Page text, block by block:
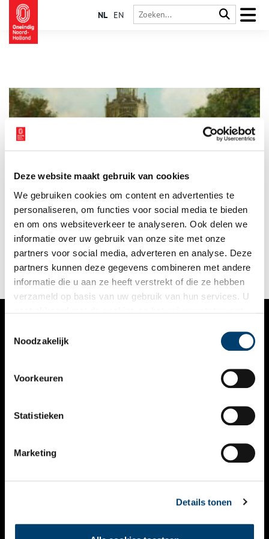
Deze website maakt gebruik van cookies
We gebruiken cookies om content en advertenties te
personaliseren, om functies voor social media te bieden
en om ons websiteverkeer te analyseren. Ook delen we
informatie over uw gebruik van onze site met onze
partners voor social media, adverteren en analyse. Deze
partners kunnen deze gegevens combineren met andere
informatie die u aan ze heeft verstrekt of die ze hebben
verzameld op basis van uw gebruik van hun services. U
Noodzakelijk
Voorkeuren
Statistieken
Marketing
Details tonen
NL EN
Het is ‘een enorme suikertaart van ijzer en glas’, maar ook een
‘ondeugdelijk tochtgat.’ En toch is het in 1864 geopende
Paleis voor Volksvlijt 65 jaar lang een zeer geliefde plek van
vermaak aan het Amsterdamse Frederiksplein. Tot een alles
verzengende brand daar een eind aan maakt.
VERHALEN
KALENDER
THEMA’S
VIDEO’S
CONTACT